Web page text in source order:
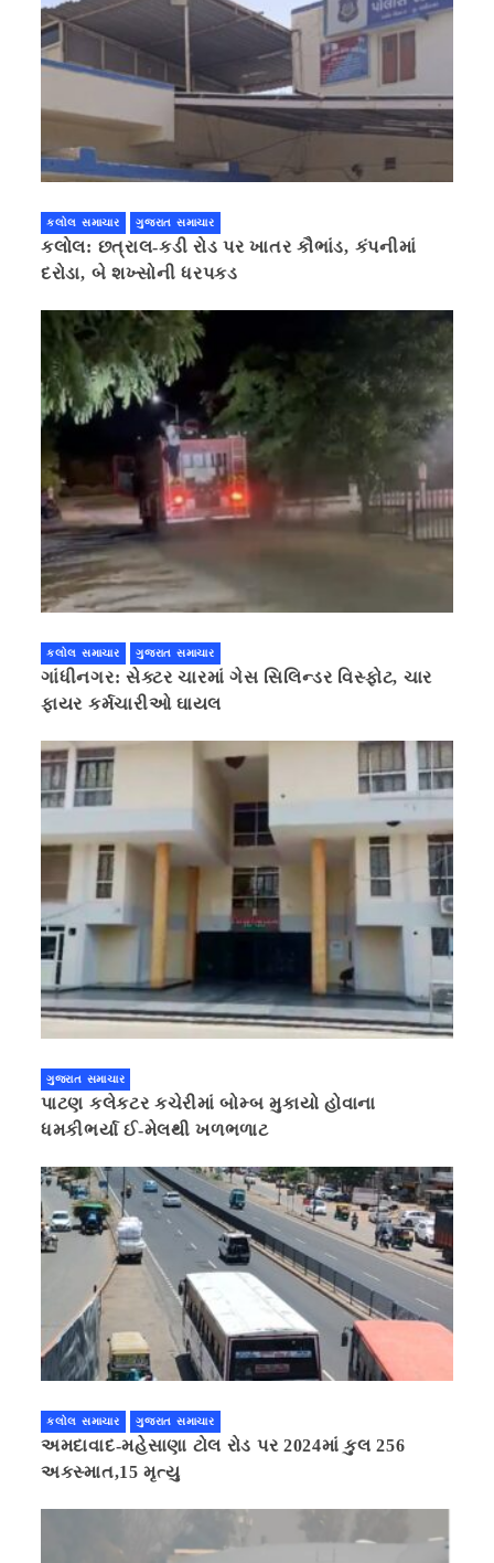
કલોલ સમાચાર ગુજરાત સમાચાર
કલોલ: છત્રાલ-કડી રોડ પર ખાતર કૌભાંડ, કંપનીમાં
દરોડા, બે શખ્સોની ધરપકડ
કલોલ સમાચાર ગુજરાત સમાચાર
ગાંધીનગર: સેક્ટર ચારમાં ગેસ સિલિન્ડર વિસ્ફોટ, ચાર
ફાયર કર્મચારીઓ ઘાયલ
ગુજરાત સમાચાર
પાટણ કલેકટર કચેરીમાં બોમ્બ મુકાયો હોવાના
ધમકીભર્યા ઈ-મેલથી ખળભળાટ
કલોલ સમાચાર ગુજરાત સમાચાર
અમદાવાદ-મહેસાણા ટોલ રોડ પર 2024માં કુલ 256
અકસ્માત,15 મૃત્યુ